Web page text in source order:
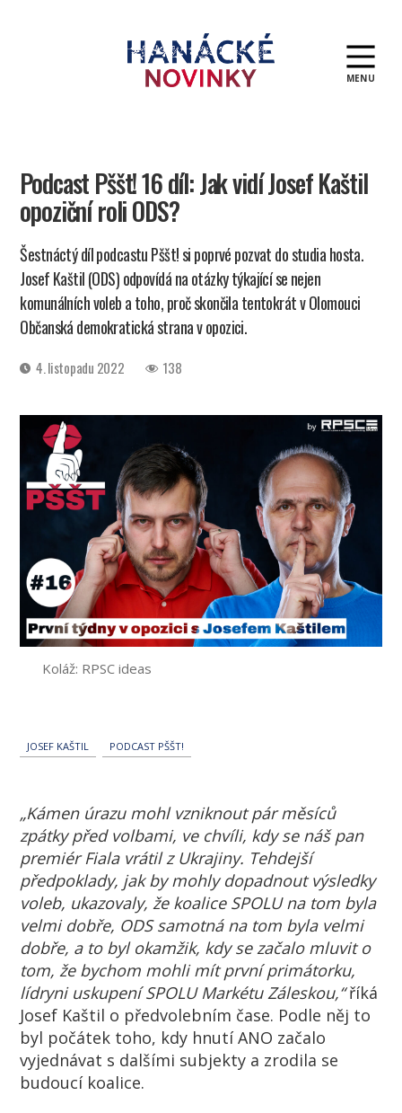
MENU
Podcast Pššt! 16 díl: Jak vidí Josef Kaštil
opoziční roli ODS?
Šestnáctý díl podcastu Pššt! si poprvé pozvat do studia hosta.
Josef Kaštil (ODS) odpovídá na otázky týkající se nejen
komunálních voleb a toho, proč skončila tentokrát v Olomouci
Občanská demokratická strana v opozici.
Datum4. listopadu 2022 138
Koláž: RPSC ideas
JOSEF KAŠTIL PODCAST PŠŠT!
„Kámen úrazu mohl vzniknout pár měsíců
zpátky před volbami, ve chvíli, kdy se náš pan
premiér Fiala vrátil z Ukrajiny. Tehdejší
předpoklady, jak by mohly dopadnout výsledky
voleb, ukazovaly, že koalice SPOLU na tom byla
velmi dobře, ODS samotná na tom byla velmi
dobře, a to byl okamžik, kdy se začalo mluvit o
tom, že bychom mohli mít první primátorku,
lídryni uskupení SPOLU Markétu Záleskou,“říká
Josef Kaštil o předvolebním čase. Podle něj to
byl počátek toho, kdy hnutí ANO začalo
vyjednávat s dalšími subjekty a zrodila se
budoucí koalice.